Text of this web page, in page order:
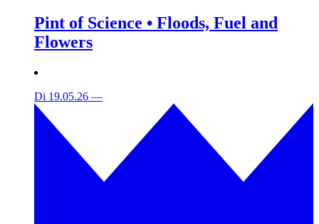
Pint of Science • Floods, Fuel and
Flowers
Di 19.05.26 —